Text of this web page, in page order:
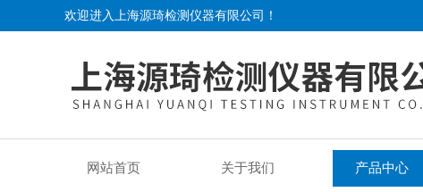
欢迎进入上海源琦检测仪器有限公司！
网站首页 关于我们 产品中心